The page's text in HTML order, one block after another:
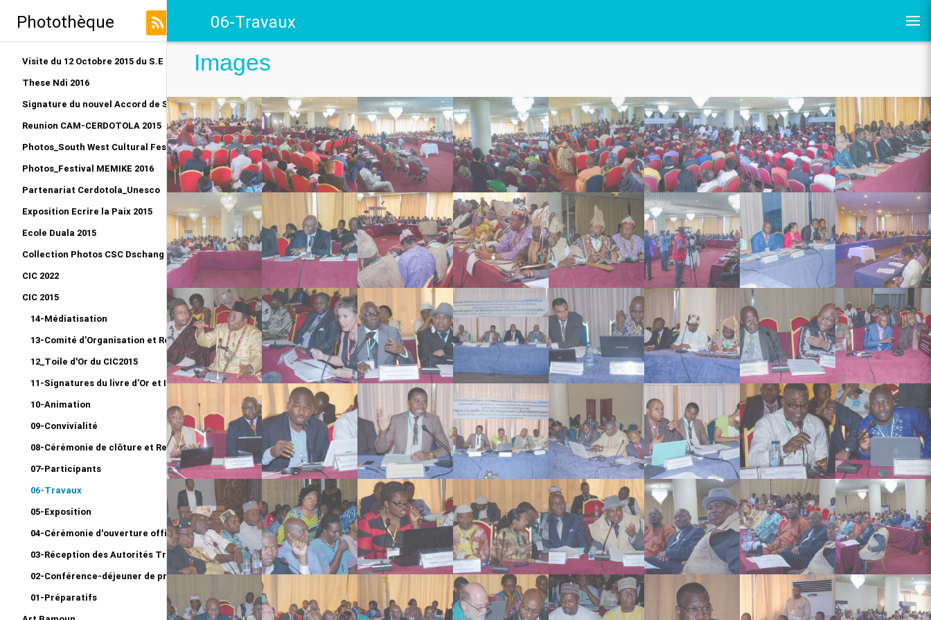
Photothèque
Visite du 12 Octobre 2015 du S.E au LRO
These Ndi 2016
Signature du nouvel Accord de Siège CERDOTOLA
Reunion CAM-CERDOTOLA 2015
Photos_South West Cultural Festival_Kumba 2015
Photos_Festival MEMIKE 2016
Partenariat Cerdotola_Unesco
Exposition Ecrire la Paix 2015
Ecole Duala 2015
Collection Photos CSC Dschang 2015
CIC 2022
CIC 2015
14-Médiatisation
13-Comité d’Organisation et Réunion bilan
12_Toile d'Or du CIC2015
11-Signatures du livre d’Or et Impressions
10-Animation
09-Convivialité
08-Cérémonie de clôture et Remise du 1er Prix CERDOTOLA
07-Participants
06-Travaux
05-Exposition
04-Cérémonie d'ouverture officielle
03-Réception des Autorités Traditionnelles
02-Conférence-déjeuner de presse
01-Préparatifs
06-Travaux
Images